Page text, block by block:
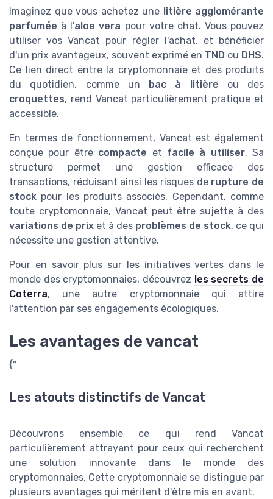
Imaginez que vous achetez une litière agglomérante
parfumée à l'aloe vera pour votre chat. Vous pouvez
utiliser vos Vancat pour régler l'achat, et bénéficier
d'un prix avantageux, souvent exprimé en TND ou DHS.
Ce lien direct entre la cryptomonnaie et des produits
du quotidien, comme un bac à litière ou des
croquettes, rend Vancat particulièrement pratique et
accessible.
En termes de fonctionnement, Vancat est également
conçue pour être compacte et facile à utiliser. Sa
structure permet une gestion efficace des
transactions, réduisant ainsi les risques de rupture de
stock pour les produits associés. Cependant, comme
toute cryptomonnaie, Vancat peut être sujette à des
variations de prix et à des problèmes de stock, ce qui
nécessite une gestion attentive.
Pour en savoir plus sur les initiatives vertes dans le
monde des cryptomonnaies, découvrez les secrets de
Coterra, une autre cryptomonnaie qui attire
l'attention par ses engagements écologiques.
Les avantages de vancat
{"
Les atouts distinctifs de Vancat
Découvrons ensemble ce qui rend Vancat
particulièrement attrayant pour ceux qui recherchent
une solution innovante dans le monde des
cryptomonnaies. Cette cryptomonnaie se distingue par
plusieurs avantages qui méritent d'être mis en avant.